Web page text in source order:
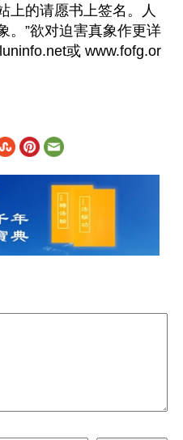
上的请愿书上签名。人
。”欲对迫害真象作更详
或 www.fofg.or